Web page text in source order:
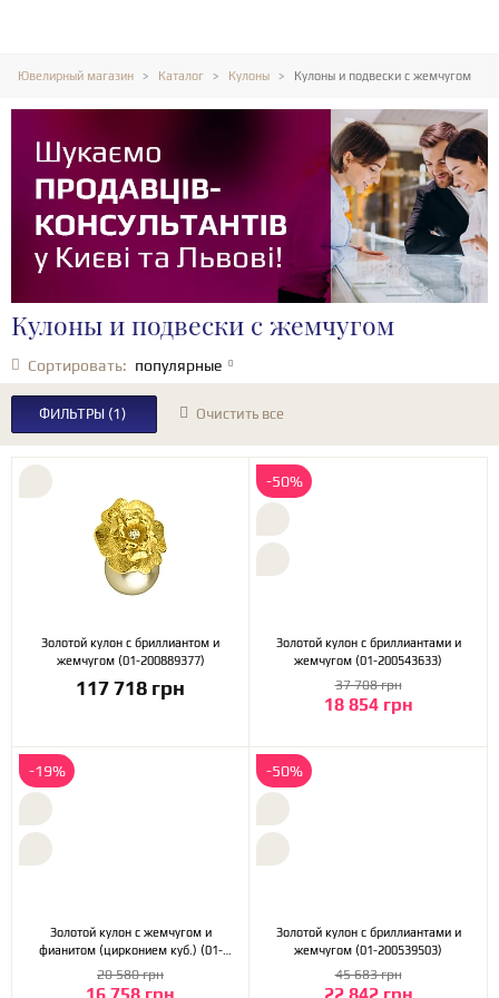
Ювелирный магазин Каталог Кулоны Кулоны и подвески с жемчугом
Кулоны и подвески с жемчугом
Сортировать: популярные
ФИЛЬТРЫ (1) Очистить все
Золотой кулон с бриллиантом и
жемчугом (01-200889377)
117 718 грн
-50%
Золотой кулон с бриллиантами и
жемчугом (01-200543633)
18 854 грн
37 708 грн
-19%
Золотой кулон с жемчугом и
фианитом (цирконием куб.) (01-
200590074)
20 580 грн
-50%
Золотой кулон с бриллиантами и
жемчугом (01-200539503)
45 683 грн